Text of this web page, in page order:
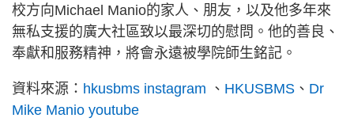
校方向Michael Manio的家人、朋友，以及他多年來
無私支援的廣大社區致以最深切的慰問。他的善良、
奉獻和服務精神，將會永遠被學院師生銘記。
資料來源： hkusbms instagram 、 HKUSBMS 、 Dr
Mike Manio youtube